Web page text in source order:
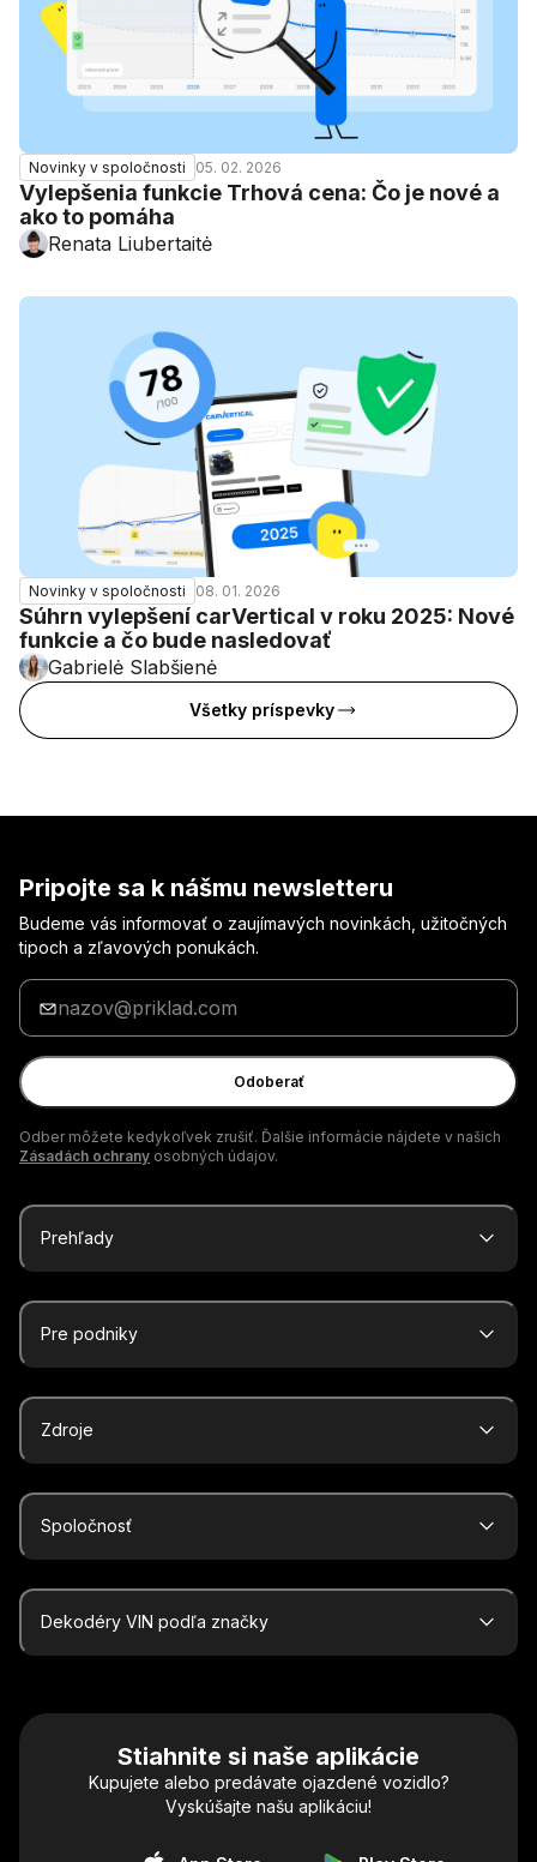
Novinky v spoločnosti 05. 02. 2026
Vylepšenia funkcie Trhová cena: Čo je nové a
ako to pomáha
Renata Liubertaitė
Novinky v spoločnosti 08. 01. 2026
Súhrn vylepšení carVertical v roku 2025: Nové
funkcie a čo bude nasledovať
Gabrielė Slabšienė
Všetky príspevky
Pripojte sa k nášmu newsletteru
Budeme vás informovať o zaujímavých novinkách, užitočných
tipoch a zľavových ponukách.
Zadajte
svoj
e-
mail
Odoberať
Odber môžete kedykoľvek zrušiť. Ďalšie informácie nájdete v našich
Zásadách ochrany osobných údajov.
Prehľady
Pre podniky
Zdroje
Spoločnosť
Dekodéry VIN podľa značky
Stiahnite si naše aplikácie
Kupujete alebo predávate ojazdené vozidlo?
Vyskúšajte našu aplikáciu!